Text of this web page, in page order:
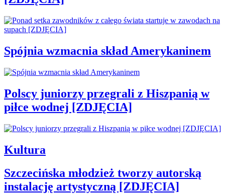
Spójnia wzmacnia skład Amerykaninem
Polscy juniorzy przegrali z Hiszpanią w
piłce wodnej [ZDJĘCIA]
Kultura
Szczecińska młodzież tworzy autorską
instalację artystyczną [ZDJĘCIA]